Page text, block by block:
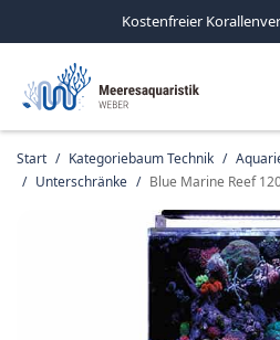
Kostenfreier
Start / Kategoriebaum Technik /
/ Unterschränke / Blue Marine Reef